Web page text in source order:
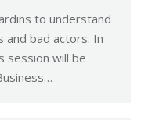
to understand
bad actors. In
session will be